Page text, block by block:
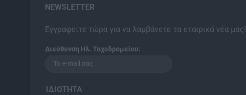
NEWSLETTER
Εγγραφείτε τώρα για να λαμβάνετε τα εταιρικά νέα μας!
Διεύθυνση Ηλ. Ταχυδρομείου:
ΙΔΙΌΤΗΤΑ